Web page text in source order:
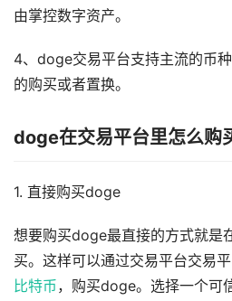
由掌控数字资产。
4、doge交易平台支持主流的币
的购买或者置换。
doge在交易平台里怎么购
1. 直接购买doge
想要购买doge最直接的方式就是
买。这样可以通过交易平台交易
比特币，购买doge。选择一个可